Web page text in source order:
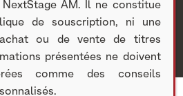
à l’honneur dans Challenges
AM. Il ne constitue
de souscription, ni une
ou de vente de titres
présentées ne doivent
comme des conseils